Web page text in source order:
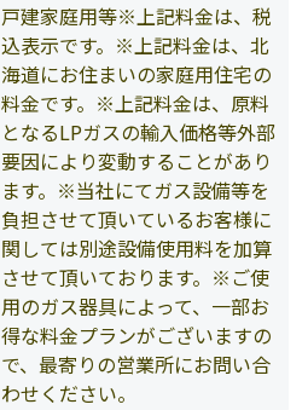
戸建家庭用等※上記料金は、税
込表示です。※上記料金は、北
海道にお住まいの家庭用住宅の
料金です。※上記料金は、原料
となるLPガスの輸入価格等外部
要因により変動することがあり
ます。※当社にてガス設備等を
負担させて頂いているお客様に
関しては別途設備使用料を加算
させて頂いております。※ご使
用のガス器具によって、一部お
得な料金プランがございますの
で、最寄りの営業所にお問い合
わせください。